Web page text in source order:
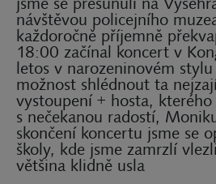
návštěvou policejního
každoročně příjemně
18:00 začínal koncert v
letos v narozeninovém
možnost shlédnout ta
vystoupení + hosta,
s nečekanou radostí,
skončení koncertu jsme se
školy, kde jsme zamrzlí
většina klidně usla